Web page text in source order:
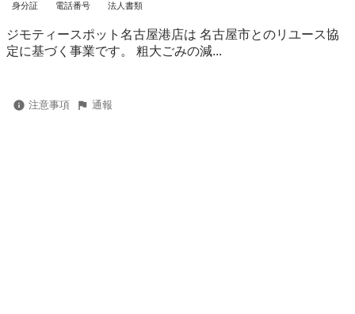
身分証 電話番号 法人書類
ジモティースポット名古屋港店は 名古屋市とのリユース協
定に基づく事業です。 粗⼤ごみの減...
注意事項 通報